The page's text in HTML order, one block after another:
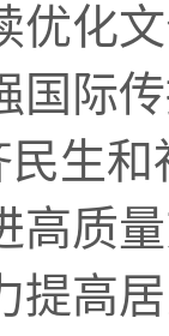
优化
国际
生
高质
提高